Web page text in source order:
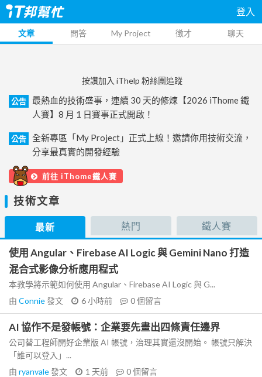
登入
文章 問答 My Project 徵才 聊天
按讚加入 iThelp 粉絲團追蹤
公告
最熱血的技術盛事，連續 30 天的修煉【2026 iThome 鐵
人賽】8 月 1 日賽事正式開啟！
公告
全新專區「My Project」正式上線！邀請你用技術交流，
分享最真實的開發經驗
前往 iThome鐵人賽
技術文章
最新 熱門 鐵人賽
使用 Angular、Firebase AI Logic 與 Gemini Nano 打造
混合式影像分析應用程式
本教學將示範如何使用 Angular、Firebase AI Logic 與 G...
由 Connie發文 6 小時前 0個留言
AI 協作不是發帳號：企業要先畫出四條責任邊界
公司替工程師開好企業版 AI 帳號，治理其實還沒開始。 帳號只解決
「誰可以登入」...
由 ryanvale發文 1 天前 0個留言